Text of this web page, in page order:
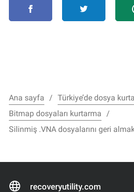
Ana sayfa
Türkiye’de dosya
Bitmap dosyaları kurtarma
Silinmiş .VNA dosyalarını geri
recoveryutility.com